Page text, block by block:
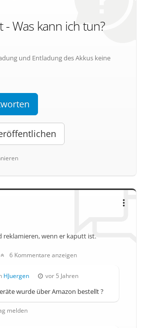
- Was kann ich tun?
und Entladung des Akkus keine
reklamieren, wenn er kaputt ist.
6 Kommentare anzeigen
HJuergen vor 5 Jahren
wurde über Amazon bestellt ?
melden